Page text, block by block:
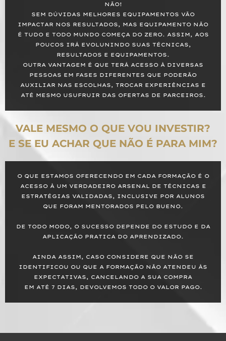
NÃO!
SEM DÚVIDAS MELHORES EQUIPAMENTOS VÃO
IMPACTAR NOS RESULTADOS, MAS EQUIPAMENTO NÃO
É TUDO E TODO MUNDO COMEÇA DO ZERO. ASSIM, AOS
POUCOS IRÁ EVOLUNINDO SUAS TÉCNICAS,
RESULTADOS E EQUIPAMENTOS.
OUTRA VANTAGEM É QUE TERÁ ACESSO À DIVERSAS
PESSOAS EM FASES DIFERENTES QUE PODERÃO
AUXILIAR NAS ESCOLHAS, TROCAR EXPERIÊNCIAS E
ATÉ MESMO USUFRUIR DAS OFERTAS DE PARCEIROS.
VALE MESMO O QUE VOU INVESTIR?
E SE EU ACHAR QUE NÃO É PARA MIM?
O QUE ESTAMOS OFERECENDO EM CADA FORMAÇÃO É O
ACESSO À UM VERDADEIRO ARSENAL DE TÉCNICAS E
ESTRATÉGIAS VALIDADAS, INCLUSIVE POR ALUNOS
QUE FORAM MENTORADOS PELO BUENO.
DE TODO MODO, O SUCESSO DEPENDE DO ESTUDO E DA
APLICAÇÃO PRATICA DO APRENDIZADO.
AINDA ASSIM, CASO CONSIDERE QUE NÃO SE
IDENTIFICOU OU QUE A FORMAÇÃO NÃO ATENDEU ÀS
EXPECTATIVAS, CANCELANDO A SUA COMPRA
EM ATÉ 7 DIAS, DEVOLVEMOS TODO O VALOR PAGO.